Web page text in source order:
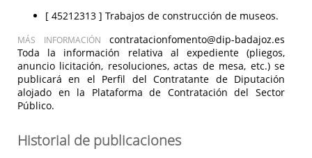
[ 45212313 ] Trabajos de construcción de museos.
MÁS INFORMACIÓN
contratacionfomento@dip-badajoz.es
Toda la información relativa al expediente (pliegos,
anuncio licitación, resoluciones, actas de mesa, etc.) se
publicará en el Perfil del Contratante de Diputación
alojado en la Plataforma de Contratación del Sector
Público.
Historial de publicaciones